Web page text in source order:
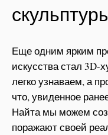
Еще одним ярким
искусства стал 3D-
легко узнаваем, а
что, увиденное
Найта мы можем
поражают своей